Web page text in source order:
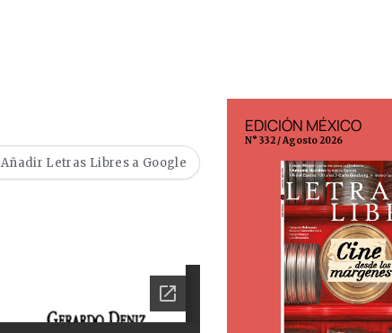
Añadir Letras Libres a Google
EDICIÓN MÉXICO
N° 332 / Agosto 2026